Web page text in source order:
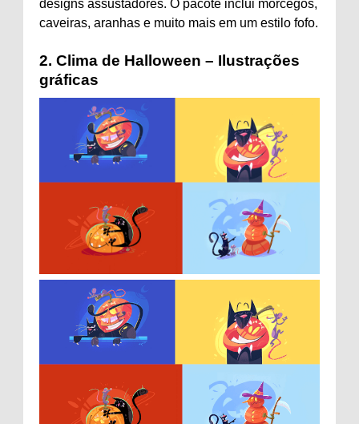
designs assustadores. O pacote inclui morcegos,
caveiras, aranhas e muito mais em um estilo fofo.
2. Clima de Halloween – Ilustrações
gráficas